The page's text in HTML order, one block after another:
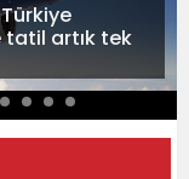
artık tek